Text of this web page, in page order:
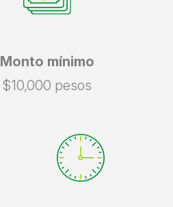
Monto mínimo
$10,000 pesos